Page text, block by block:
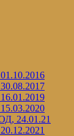
24.01.21